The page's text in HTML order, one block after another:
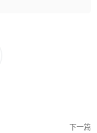
下一篇